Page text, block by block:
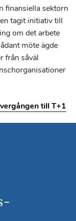
finansiella sektorn
tagit initiativ till
om det arbete
möte ägde
från såväl
till T+1